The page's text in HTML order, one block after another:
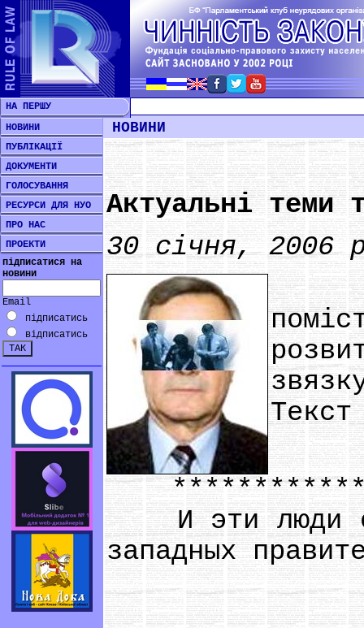
НА ПЕРШУ
НОВИНИ
ПУБЛІКАЦІЇ
ДОКУМЕНТИ
ГОЛОСУВАННЯ
РЕСУРСИ ДЛЯ НУО
ПРО НАС
ПРОЕКТИ
підписатися на
новини
Email
підписатись
відписатись
НОВИНИ
Актуальні теми
30 січня, 2006
И эти люди
западных